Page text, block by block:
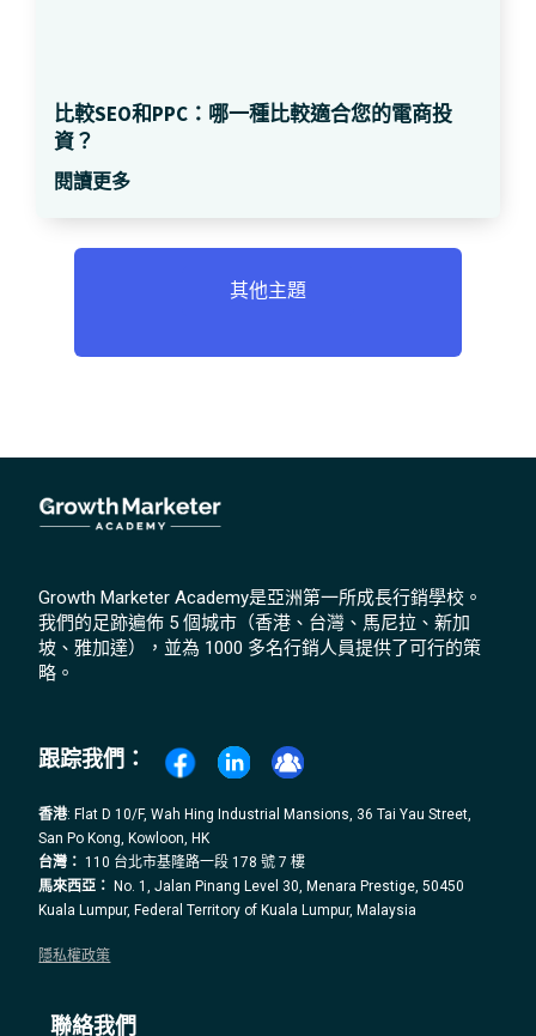
比較SEO和PPC：哪一種比較適合您的電商投
資？
閱讀更多
其他主題
Growth Marketer Academy是亞洲第一所成長行銷學校。
我們的足跡遍佈 5 個城市（香港、台灣、馬尼拉、新加
坡、雅加達），並為 1000 多名行銷人員提供了可行的策
略。
跟踪我們：
香港: Flat D 10/F, Wah Hing Industrial Mansions, 36 Tai Yau Street,
San Po Kong, Kowloon, HK
台灣： 110 台北市基隆路一段 178 號 7 樓
馬來西亞： No. 1, Jalan Pinang Level 30, Menara Prestige, 50450
Kuala Lumpur, Federal Territory of Kuala Lumpur, Malaysia
隱私權政策
聯絡我們